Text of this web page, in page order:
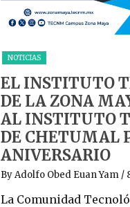
NOTICIAS
EL INSTITUTO
DE LA ZONA
AL INSTITUTO
DE CHETUMAL
ANIVERSARIO
By Adolfo Obed Euan Yam /
La Comunidad